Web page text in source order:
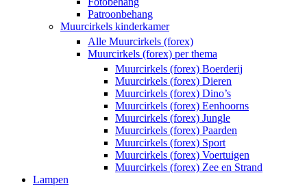
Patroonbehang
Muurcirkels kinderkamer
Alle Muurcirkels (forex)
Muurcirkels (forex) per thema
Muurcirkels (forex) Boerderij
Muurcirkels (forex) Dieren
Muurcirkels (forex) Dino’s
Muurcirkels (forex) Eenhoorns
Muurcirkels (forex) Jungle
Muurcirkels (forex) Paarden
Muurcirkels (forex) Sport
Muurcirkels (forex) Voertuigen
Muurcirkels (forex) Zee en Strand
Lampen